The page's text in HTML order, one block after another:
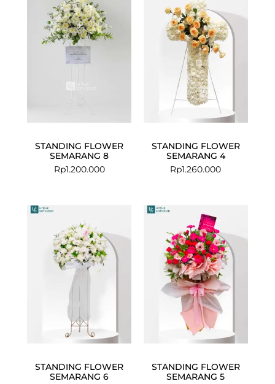
STANDING FLOWER
SEMARANG 8
Rp1.200.000
STANDING FLOWER
SEMARANG 4
Rp1.260.000
STANDING FLOWER
SEMARANG 6
STANDING FLOWER
SEMARANG 5